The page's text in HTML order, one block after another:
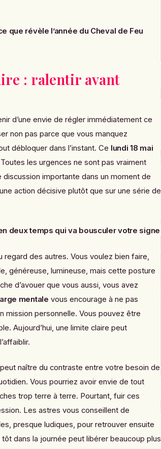
que révèle l’année du Cheval de Feu
: ralentir avant
d’une envie de régler immédiatement ce
non pas parce que vous manquez
débloquer dans l’instant. Ce lundi 18 mai
les urgences ne sont pas vraiment
importante dans un moment de
action décisive plutôt que sur une série de
deux temps qui va bousculer votre signe
regard des autres. Vous voulez bien faire,
généreuse, lumineuse, mais cette posture
d’avouer que vous aussi, vous avez
mentale vous encourage à ne pas
mission personnelle. Vous pouvez être
Aujourd’hui, une limite claire peut
naître du contraste entre votre besoin de
Vous pourriez avoir envie de tout
trop terre à terre. Pourtant, fuir ces
Les astres vous conseillent de
presque ludiques, pour retrouver ensuite
dans la journée peut libérer beaucoup plus